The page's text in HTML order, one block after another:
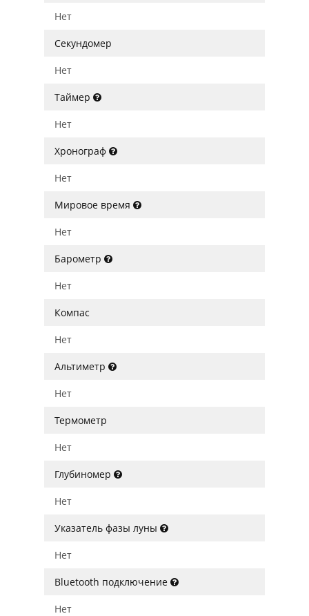
Нет
Секундомер
Нет
Таймер
Нет
Хронограф
Нет
Мировое время
Нет
Барометр
Нет
Компас
Нет
Альтиметр
Нет
Термометр
Нет
Глубиномер
Нет
Указатель фазы луны
Нет
Bluetooth подключение
Нет